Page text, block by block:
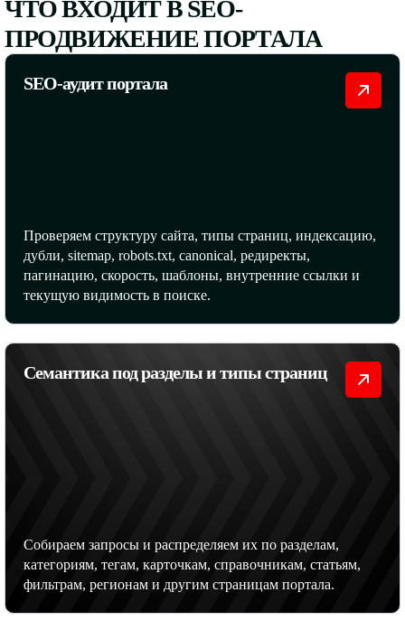
ЧТО ВХОДИТ В SEO-
ПРОДВИЖЕНИЕ ПОРТАЛА
SEO-аудит портала
Проверяем структуру сайта, типы страниц, индексацию,
дубли, sitemap, robots.txt, canonical, редиректы,
пагинацию, скорость, шаблоны, внутренние ссылки и
текущую видимость в поиске.
Семантика под разделы и типы страниц
Собираем запросы и распределяем их по разделам,
категориям, тегам, карточкам, справочникам, статьям,
фильтрам, регионам и другим страницам портала.